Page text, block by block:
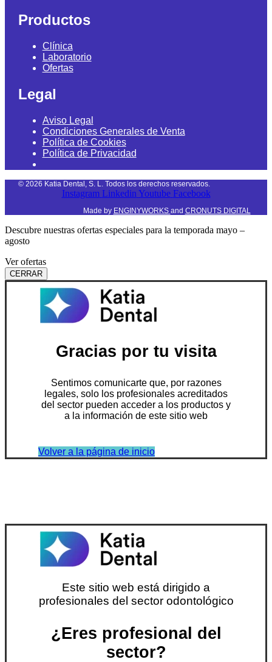
Productos
Clínica
Laboratorio
Ofertas
Legal
Aviso Legal
Condiciones Generales de Venta
Política de Cookies
Política de Privacidad
© 2026 Katia Dental, S. L. Todos los derechos reservados.
Instagram Linkedin Youtube Facebook
Made by ENGINYWORKS and CRONUTS DIGITAL
Descubre nuestras ofertas especiales para la temporada mayo –
agosto
Ver ofertas
CERRAR
Gracias por tu visita
Sentimos comunicarte que, por razones
legales, solo los profesionales acreditados
del sector pueden acceder a los productos y
a la información de este sitio web
Volver a la página de inicio
Este sitio web está dirigido a
profesionales del sector odontológico
¿Eres profesional del
sector?